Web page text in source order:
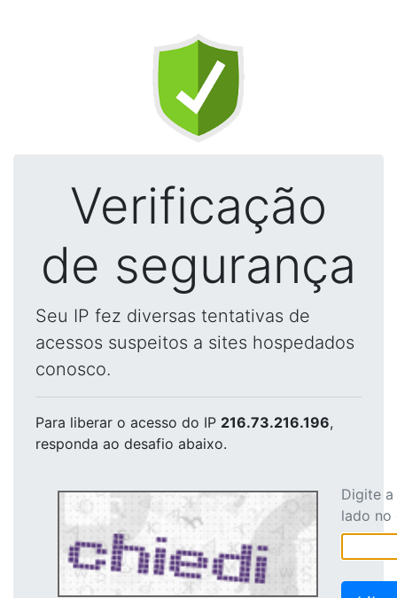
Verificação
de segurança
Seu IP fez diversas tentativas de
acessos suspeitos a sites hospedados
conosco.
Para liberar o acesso do IP 216.73.216.196,
responda ao desafio abaixo.
Digite
lado no